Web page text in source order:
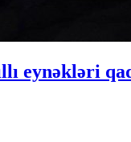
eynəkləri